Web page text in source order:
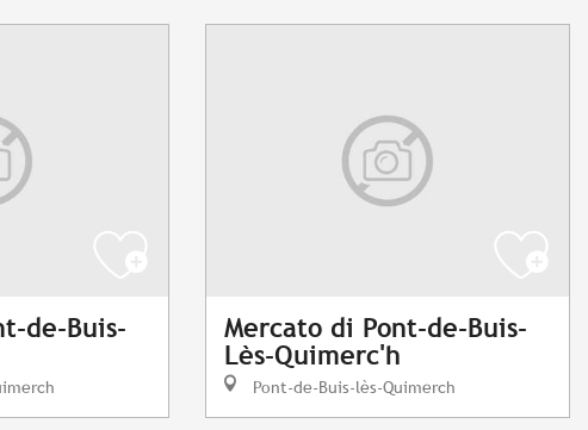
de-Buis-
Mercato di Pont-de-Buis-
Lès-Quimerc'h
Pont-de-Buis-lès-Quimerch